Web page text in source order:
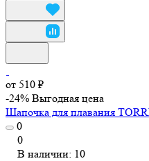
от 510 ₽
-24% Выгодная цена
Шапочка для плавания
0
0
В наличии: 10